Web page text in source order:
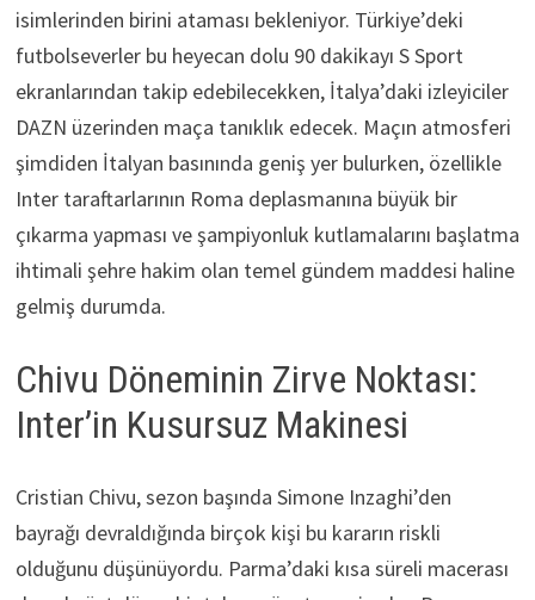
isimlerinden birini ataması bekleniyor. Türkiye’deki
futbolseverler bu heyecan dolu 90 dakikayı S Sport
ekranlarından takip edebilecekken, İtalya’daki izleyiciler
DAZN üzerinden maça tanıklık edecek. Maçın atmosferi
şimdiden İtalyan basınında geniş yer bulurken, özellikle
Inter taraftarlarının Roma deplasmanına büyük bir
çıkarma yapması ve şampiyonluk kutlamalarını başlatma
ihtimali şehre hakim olan temel gündem maddesi haline
gelmiş durumda.
Chivu Döneminin Zirve Noktası:
Inter’in Kusursuz Makinesi
Cristian Chivu, sezon başında Simone Inzaghi’den
bayrağı devraldığında birçok kişi bu kararın riskli
olduğunu düşünüyordu. Parma’daki kısa süreli macerası